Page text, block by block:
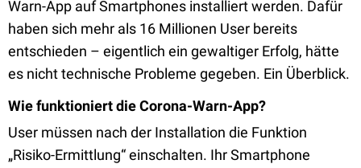
Warn-App auf Smartphones installiert werden. Dafür
haben sich mehr als 16 Millionen User bereits
entschieden – eigentlich ein gewaltiger Erfolg, hätte
es nicht technische Probleme gegeben. Ein Überblick.
Wie funktioniert die Corona-Warn-App?
User müssen nach der Installation die Funktion
„Risiko-Ermittlung“ einschalten. Ihr Smartphone